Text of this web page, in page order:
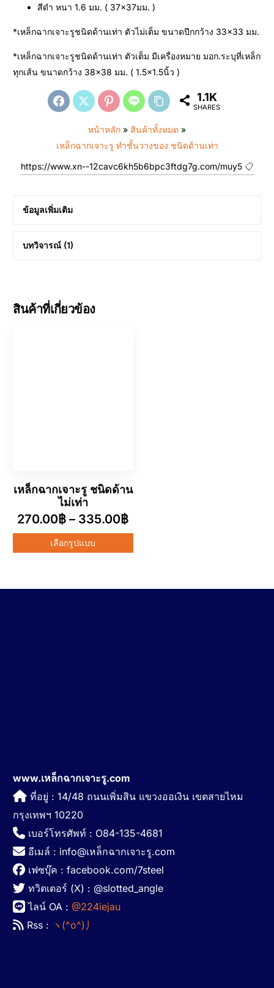
สีดำ หนา 1.6 มม. ( 37×37มม. )
*เหล็กฉากเจาะรูชนิดด้านเท่า ตัวไม่เต็ม ขนาดปีกกว้าง 33×33 มม.
*เหล็กฉากเจาะรูชนิดด้านเท่า ตัวเต็ม มีเครื่องหมาย มอก.ระบุที่เหล็ก
ทุกเส้น ขนาดกว้าง 38×38 มม. ( 1.5×1.5นิ้ว )
1.1K
SHARES
หน้าหลัก » สินค้าทั้งหมด »
เหล็กฉากเจาะรู ทำชั้นวางของ ชนิดด้านเท่า
https://www.xn--12cavc6kh5b6bpc3ftdg7g.com/muy5 📋
ข้อมูลเพิ่มเติม
บทวิจารณ์ (1)
สินค้าที่เกี่ยวข้อง
เหล็กฉากเจาะรู ชนิดด้าน
ไม่เท่า
270.00฿ – 335.00฿
เลือกรูปแบบ
www.เหล็กฉากเจาะรู.com
ที่อยู่ : 14/48 ถนนเพิ่มสิน แขวงออเงิน เขตสายไหม
กรุงเทพฯ 10220
เบอร์โทรศัพท์ : O84-135-4681
อีเมล์ : info@เหล็กฉากเจาะรู.com
เฟซบุ๊ค : facebook.com/7steel
ทวิตเตอร์ (X) : @slotted_angle
ไลน์ OA : @224iejau
Rss : ヽ(^o^)丿